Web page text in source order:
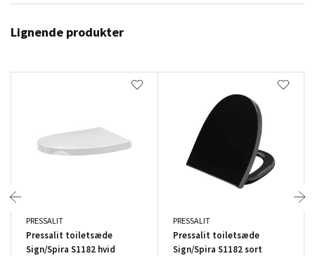
Lignende produkter
PRESSALIT
Pressalit toiletsæde
Sign/Spira S1182 hvid
PRESSALIT
Pressalit toiletsæde
Sign/Spira S1182 sort